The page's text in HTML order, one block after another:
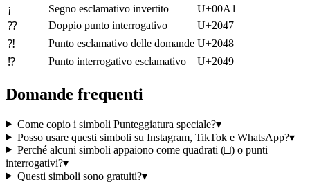
¡
Segno esclamativo invertito
U+00A1
⁇
Doppio punto interrogativo
U+2047
⁈
Punto esclamativo delle domande U+2048
⁉
Punto interrogativo esclamativo U+2049
Domande frequenti
Come copio i simboli Punteggiatura speciale?▾
Posso usare questi simboli su Instagram, TikTok e WhatsApp?▾
Perché alcuni simboli appaiono come quadrati (□) o punti
interrogativi?▾
Questi simboli sono gratuiti?▾